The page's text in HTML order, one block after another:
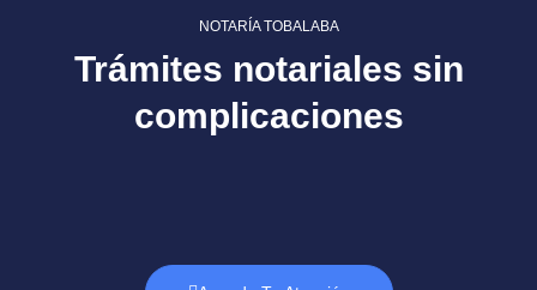
NOTARÍA TOBALABA
Trámites notariales sin
complicaciones